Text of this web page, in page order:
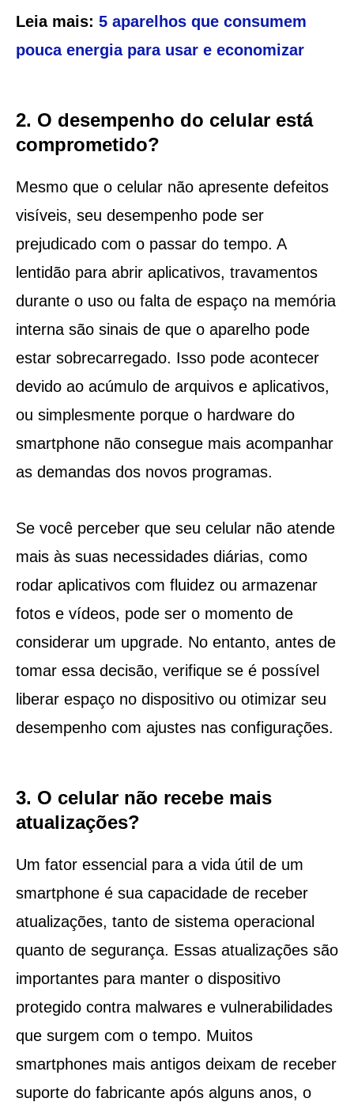
Leia mais: 5 aparelhos que consumem
pouca energia para usar e economizar
2. O desempenho do celular está
comprometido?
Mesmo que o celular não apresente defeitos
visíveis, seu desempenho pode ser
prejudicado com o passar do tempo. A
lentidão para abrir aplicativos, travamentos
durante o uso ou falta de espaço na memória
interna são sinais de que o aparelho pode
estar sobrecarregado. Isso pode acontecer
devido ao acúmulo de arquivos e aplicativos,
ou simplesmente porque o hardware do
smartphone não consegue mais acompanhar
as demandas dos novos programas.
Se você perceber que seu celular não atende
mais às suas necessidades diárias, como
rodar aplicativos com fluidez ou armazenar
fotos e vídeos, pode ser o momento de
considerar um upgrade. No entanto, antes de
tomar essa decisão, verifique se é possível
liberar espaço no dispositivo ou otimizar seu
desempenho com ajustes nas configurações.
3. O celular não recebe mais
atualizações?
Um fator essencial para a vida útil de um
smartphone é sua capacidade de receber
atualizações, tanto de sistema operacional
quanto de segurança. Essas atualizações são
importantes para manter o dispositivo
protegido contra malwares e vulnerabilidades
que surgem com o tempo. Muitos
smartphones mais antigos deixam de receber
suporte do fabricante após alguns anos, o